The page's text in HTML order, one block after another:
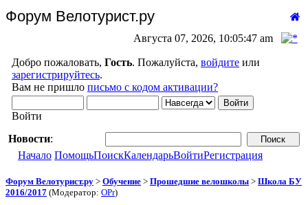
Форум Велотурист.ру
Августа 07, 2026, 10:05:47 am
Добро пожаловать, Гость. Пожалуйста, войдите или
зарегистрируйтесь.
Вам не пришло письмо с кодом активации?
Войти
Новости:
Начало ПомощьПоискКалендарьВойтиРегистрация
Форум Велотурист.ру > Обучение > Прошедшие велошколы > Школа БУ
2016/2017 (Модератор: OPr)